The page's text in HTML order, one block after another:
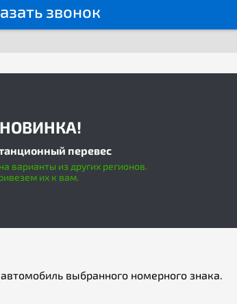
звонок
НОВИНКА!
перевес
варианты из других регионов.
их к вам.
выбранного номерного знака.